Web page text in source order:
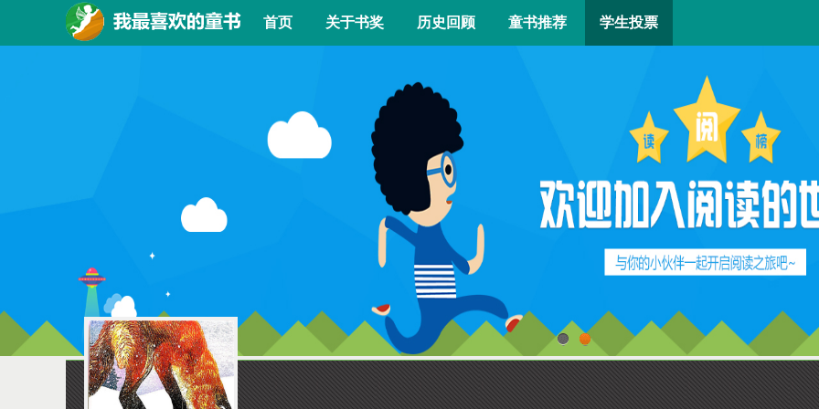
首页 关于书奖 历史回顾 童书推荐 学生投票
1 2